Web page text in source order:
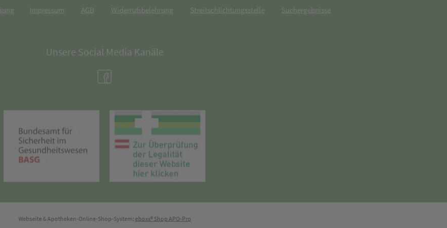
Impressum AGB Widerrufsbelehrung Streitschlichtungsstelle Suchergebnisse
Unsere Social Media Kanäle
(öffnet in neuem Tab)
Webseite & Apotheken-Online-Shop-System: eboxx® Shop APO-Pro